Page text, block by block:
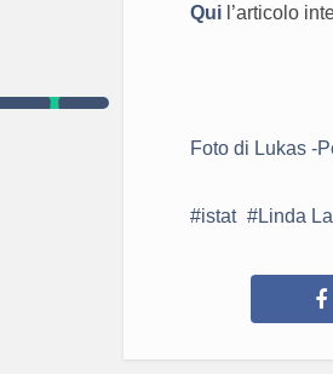
Qui l’articolo
Foto di Lukas -
istat Linda